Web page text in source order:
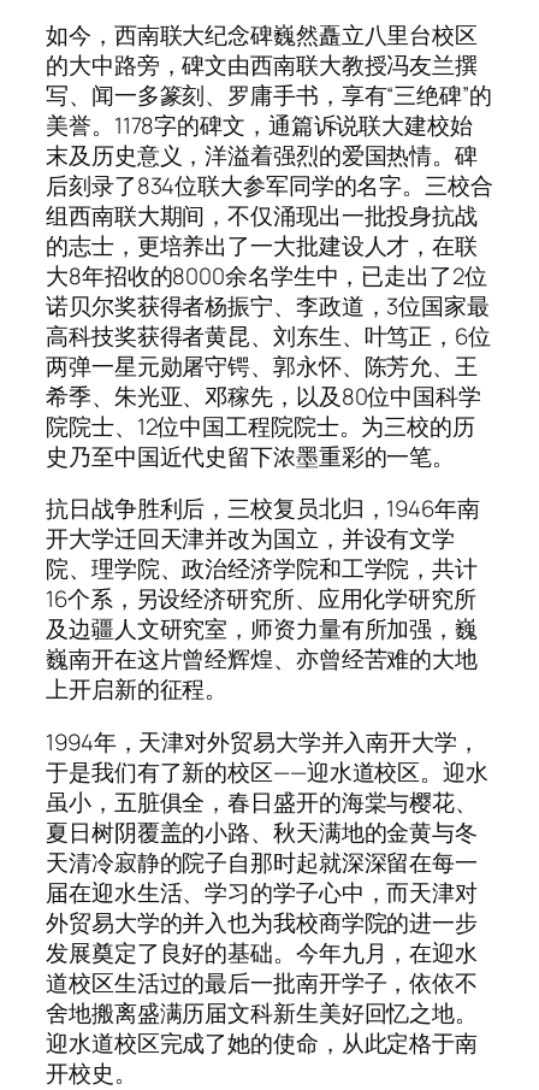
如今，西南联大纪念碑巍然矗立八里台校区
的大中路旁，碑文由西南联大教授冯友兰撰
写、闻一多篆刻、罗庸手书，享有“三绝碑”的
美誉。1178字的碑文，通篇诉说联大建校始
末及历史意义，洋溢着强烈的爱国热情。碑
后刻录了834位联大参军同学的名字。三校合
组西南联大期间，不仅涌现出一批投身抗战
的志士，更培养出了一大批建设人才，在联
大8年招收的8000余名学生中，已走出了2位
诺贝尔奖获得者杨振宁、李政道，3位国家最
高科技奖获得者黄昆、刘东生、叶笃正，6位
两弹一星元勋屠守锷、郭永怀、陈芳允、王
希季、朱光亚、邓稼先，以及80位中国科学
院院士、12位中国工程院院士。为三校的历
史乃至中国近代史留下浓墨重彩的一笔。
抗日战争胜利后，三校复员北归，1946年南
开大学迁回天津并改为国立，并设有文学
院、理学院、政治经济学院和工学院，共计
16个系，另设经济研究所、应用化学研究所
及边疆人文研究室，师资力量有所加强，巍
巍南开在这片曾经辉煌、亦曾经苦难的大地
上开启新的征程。
1994年，天津对外贸易大学并入南开大学，
于是我们有了新的校区——迎水道校区。迎水
虽小，五脏俱全，春日盛开的海棠与樱花、
夏日树阴覆盖的小路、秋天满地的金黄与冬
天清冷寂静的院子自那时起就深深留在每一
届在迎水生活、学习的学子心中，而天津对
外贸易大学的并入也为我校商学院的进一步
发展奠定了良好的基础。今年九月，在迎水
道校区生活过的最后一批南开学子，依依不
舍地搬离盛满历届文科新生美好回忆之地。
迎水道校区完成了她的使命，从此定格于南
开校史。